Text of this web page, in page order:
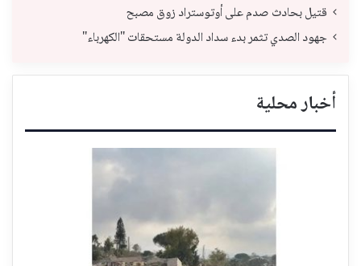
قتيل بحادث صدم على أوتوستراد زوق مصبح
جهود الصدي تثمر بدء سداد الدولة مستحقات "الكهرباء"
أخبار محلية